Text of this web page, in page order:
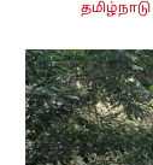
தமிழ்நாடு